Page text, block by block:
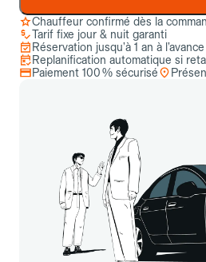
Chauffeur confirmé dès la
Tarif fixe jour & nuit garanti
Réservation jusqu’à 1 an à l’avance
Replanification automatique si
Paiement 100 % sécurisé